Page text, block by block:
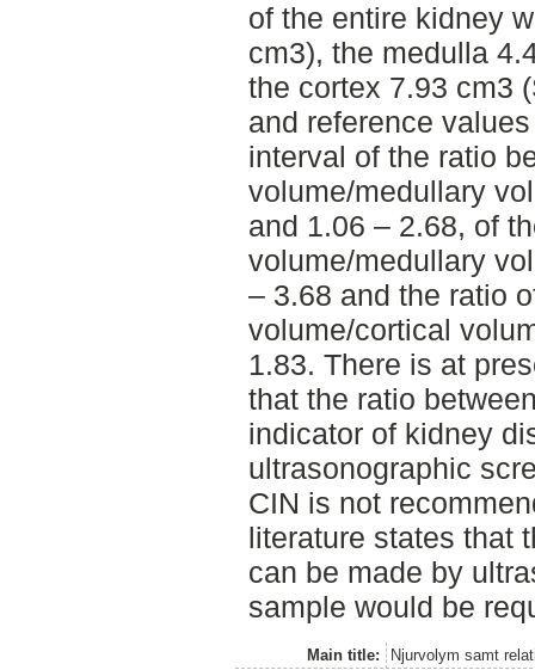
of the entire kidney
cm3), the medulla
the cortex 7.93 cm3
and reference
interval of the ratio
volume/medullary
and 1.06 – 2.68, of
volume/medullary
– 3.68 and the ratio
volume/cortical
1.83. There is at
that the ratio
indicator of kidney
ultrasonographic
CIN is not
literature states that
can be made by
sample would be
Main title:
Njurvolym samt